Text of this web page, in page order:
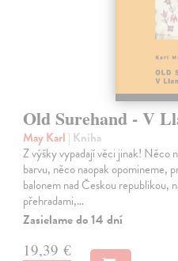
Old Surehand - V
May Karl | Kniha
Z výšky vypadají věci jinak! Něco
barvu, něco naopak opomineme,
balonem nad Českou republikou,
přehradami,…
Zasielame do 14 dní
19,39 €